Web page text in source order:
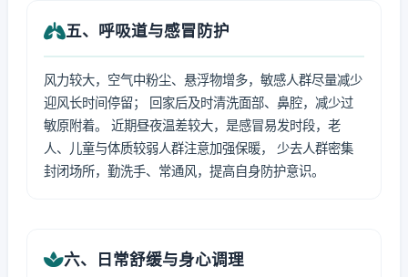
五、呼吸道与感冒防护
风力较大，空气中粉尘、悬浮物增多，敏感人群尽量减少
迎风长时间停留； 回家后及时清洗面部、鼻腔，减少过
敏原附着。 近期昼夜温差较大，是感冒易发时段，老
人、儿童与体质较弱人群注意加强保暖， 少去人群密集
封闭场所，勤洗手、常通风，提高自身防护意识。
六、日常舒缓与身心调理